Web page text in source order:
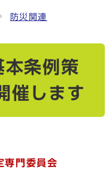
防災関連
条例策
催します
門委員会